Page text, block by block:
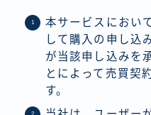
本サービスにおい
して購入の申し込
が当該申し込みを
とによって売買契
す。